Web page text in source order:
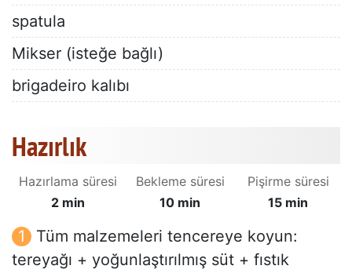
spatula
Mikser (isteğe bağlı)
brigadeiro kalıbı
Hazırlık
Hazırlama süresi
2 min
Bekleme süresi
10 min
Pişirme süresi
15 min
Tüm malzemeleri tencereye koyun:
tereyağı + yoğunlaştırılmış süt + fıstık